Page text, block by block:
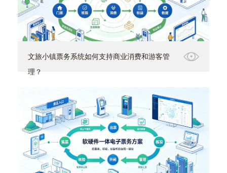
文旅小镇票务系统如何支持商业消费和游客管
理？